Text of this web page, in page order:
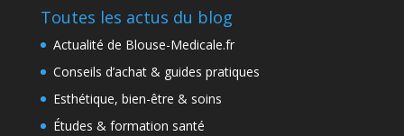
Toutes les actus du blog
Actualité de Blouse-Medicale.fr
Conseils d’achat & guides pratiques
Esthétique, bien-être & soins
Études & formation santé